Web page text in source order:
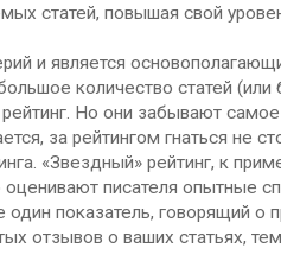
статей, повышая свой
и является
количество статей
Но они забывают
за рейтингом гнаться не
«Звездный» рейтинг, к
писателя опытные
показатель, говорящий о
отзывов о ваших статьях,